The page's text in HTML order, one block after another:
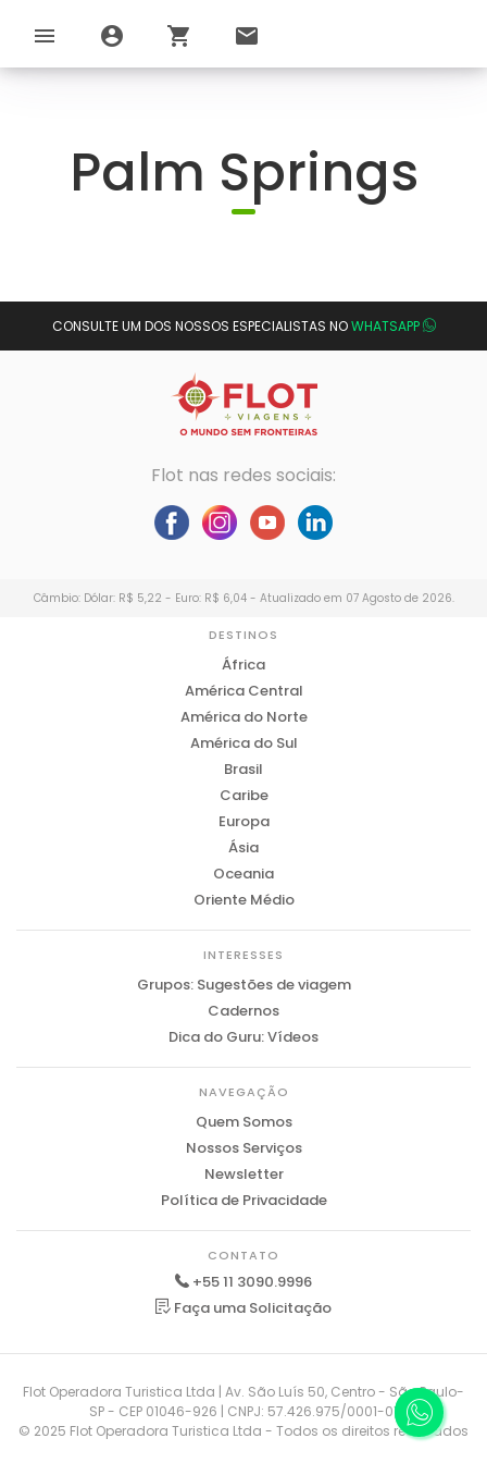
menu account_circle shopping_cart email
Palm Springs
CONSULTE UM DOS NOSSOS ESPECIALISTAS NOWHATSAPP
Flot nas redes sociais:
Câmbio: Dólar: R$ 5,22 - Euro: R$ 6,04 - Atualizado em 07 Agosto de 2026.
DESTINOS
África
América Central
América do Norte
América do Sul
Brasil
Caribe
Europa
Ásia
Oceania
Oriente Médio
INTERESSES
Grupos: Sugestões de viagem
Cadernos
Dica do Guru: Vídeos
NAVEGAÇÃO
Quem Somos
Nossos Serviços
Newsletter
Política de Privacidade
CONTATO
+55 11 3090.9996
Faça uma Solicitação
Flot Operadora Turistica Ltda | Av. São Luís 50, Centro - São Paulo-
SP - CEP 01046-926 | CNPJ: 57.426.975/0001-01
© 2025 Flot Operadora Turistica Ltda - Todos os direitos reservados